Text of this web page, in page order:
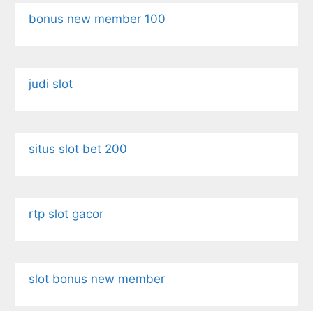
bonus new member 100
judi slot
situs slot bet 200
rtp slot gacor
slot bonus new member